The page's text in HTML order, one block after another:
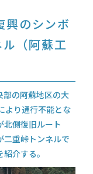
興のシンボ
（阿蘇工
部の阿蘇地区の大
より通行不能とな
北側復旧ルート
二重峠トンネルで
介する。